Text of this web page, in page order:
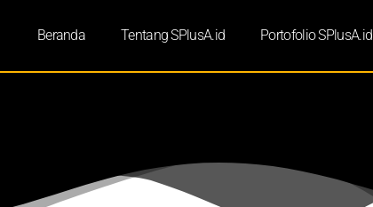
Beranda Tentang SPlusA.id Portofolio SPlusA.id